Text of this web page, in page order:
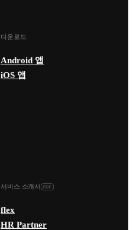
다운로드
Android 앱
iOS 앱
서비스 소개서
flex
HR Partner